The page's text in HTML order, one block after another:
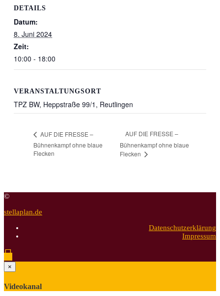
DETAILS
Datum:
8. Juni 2024
Zeit:
10:00 - 18:00
VERANSTALTUNGSORT
TPZ BW, Heppstraße 99/1, Reutlingen
AUF DIE FRESSE –
Bühnenkampf ohne blaue
Flecken
AUF DIE FRESSE –
Bühnenkampf ohne blaue
Flecken
©
stellaplan.de
Datenschutzerklärung
Impressum
×
Videokanal